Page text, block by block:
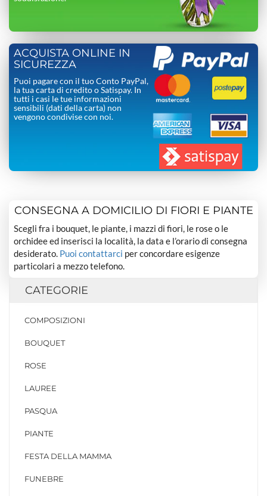
ACQUISTA ONLINE IN
SICUREZZA
Puoi pagare con il tuo Conto PayPal,
la tua carta di credito o Satispay. In
tutti i casi le tue informazioni
sensibili (dati della carta) non
vengono condivise con noi.
CONSEGNA A DOMICILIO DI FIORI E PIANTE
Scegli fra i bouquet, le piante, i mazzi di fiori, le rose o le
orchidee ed inserisci la località, la data e l’orario di consegna
desiderato. Puoi contattarci per concordare esigenze
particolari a mezzo telefono.
CATEGORIE
COMPOSIZIONI
BOUQUET
ROSE
LAUREE
PASQUA
PIANTE
FESTA DELLA MAMMA
FUNEBRE